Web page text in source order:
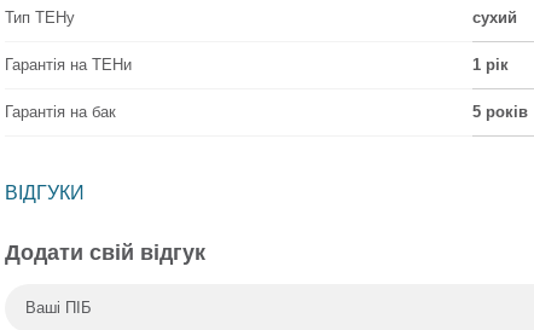
Тип ТЕНу сухий
Гарантія на ТЕНи 1 рік
Гарантія на бак 5 років
ВІДГУКИ
Додати свій відгук